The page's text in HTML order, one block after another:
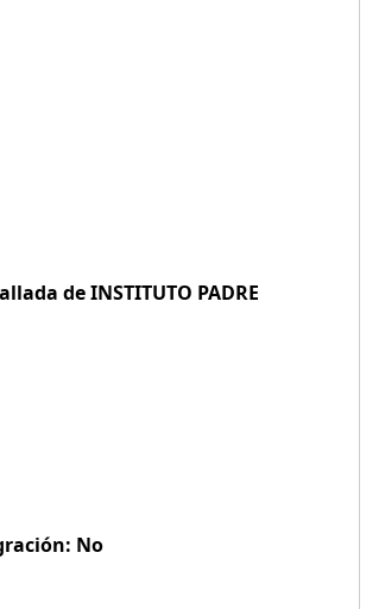
de INSTITUTO PADRE
No